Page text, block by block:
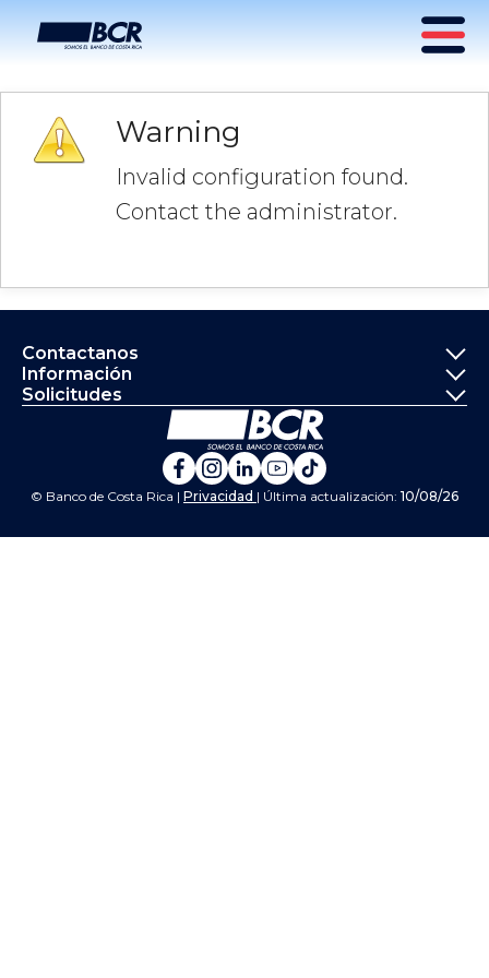
Warning
Invalid configuration found.
Contact the administrator.
Contactanos
Información
Solicitudes
Ir a la página principal del Banco de
© Banco de Costa Rica | Privacidad | Última actualización: 10/08/26
Banco de Costa Rica en
Banco de Costa Rica
Banco de Costa Rica
Banco de Costa
Banco de